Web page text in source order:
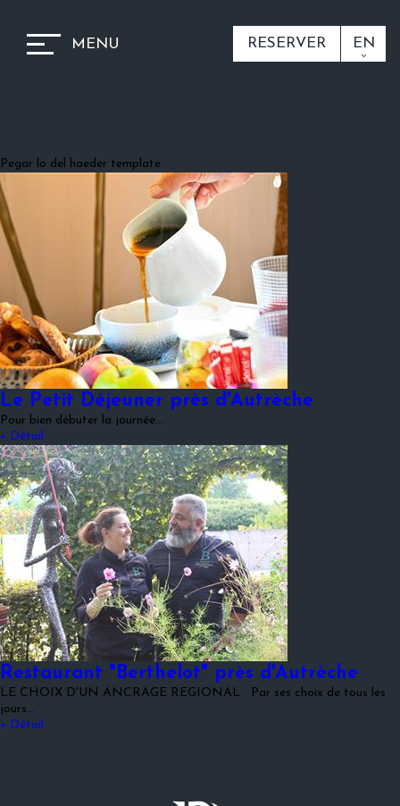
MENU RESERVER EN
Pegar lo del haeder template
Le Petit Déjeuner près d'Autrèche
Pour bien débuter la journée...
+ Détail
Restaurant "Berthelot" près d'Autrèche
LE CHOIX D'UN ANCRAGE REGIONAL Par ses choix de tous les
jours…
+ Détail